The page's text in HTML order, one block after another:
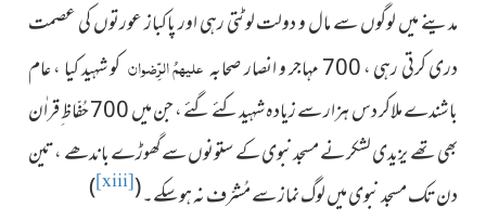
مدینے میں لوگوں سے مال و دولت لوٹتی رہی اور پاکباز عورتوں کی عصمت
دری کرتی رہی ، 700 مہاجر و انصار صحابہ
علیہمُ الرِّضوانکو شہید کیا ، عام
باشندے ملاکر دس ہزار سے زیادہ شہیدکئے گئے ، جن میں 700 حُفّاظ ِقراٰن
بھی تھے یزیدی لشکر نے مسجدنبوی کے ستونوں سے گھوڑے باندھے ، تین
دن تک مسجد نبوی میں لوگ نماز سے مُشرّف نہ ہوسکے۔(
[xiii]
)